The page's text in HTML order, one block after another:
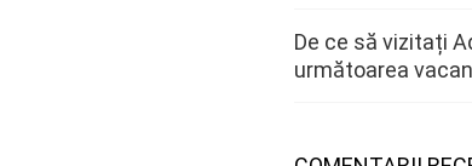
De ce să vizitați
următoarea